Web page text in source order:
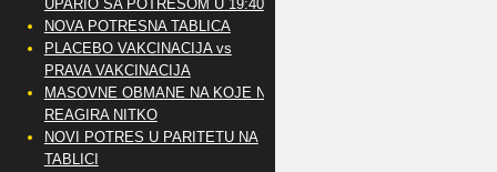
UPARIO SA POTRESOM U 19:40
NOVA POTRESNA TABLICA
PLACEBO VAKCINACIJA vs
PRAVA VAKCINACIJA
MASOVNE OBMANE NA KOJE NE
REAGIRA NITKO
NOVI POTRES U PARITETU NA
TABLICI